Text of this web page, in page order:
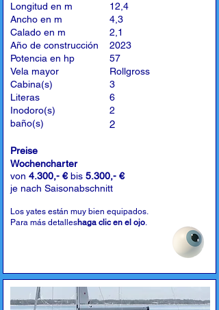
Longitud en m
Ancho en m
Calado en m
Año de construcción
Potencia en hp
Vela mayor
Cabina(s)
Literas
Inodoro(s)
baño(s)
12,4
4,3
2,1
2023
57
Rollgross
3
6
2
2
Preise
Wochencharter
von 4.300,- €bis 5.300,- €
je nach Saisonabschnitt
Los yates están muy bien equipados.
Para más detalleshaga clic en el ojo.